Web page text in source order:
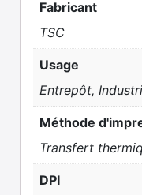
Fabricant
TSC
Usage
Entrepôt,
Méthode
Transfert
DPI